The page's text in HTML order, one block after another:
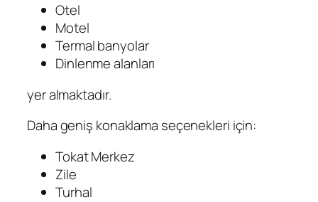
Otel
Motel
Termal banyolar
Dinlenme alanları
yer almaktadır.
Daha geniş konaklama seçenekleri için:
Tokat Merkez
Zile
Turhal